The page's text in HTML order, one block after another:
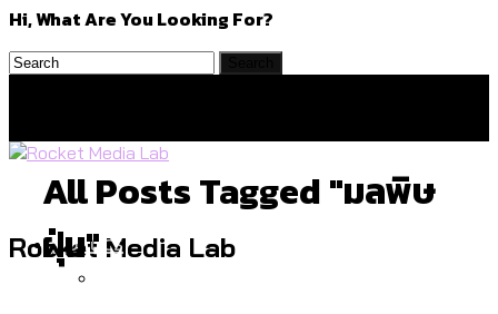
Hi, What Are You Looking For?
Rocket Media Lab
Politics
All Posts Tagged "มลพิษ
ฝุ่น"